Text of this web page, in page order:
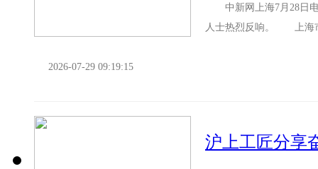
中新网上海7月28日电
人士热烈反响。 上海市
2026-07-29 09:19:15
沪上工匠分享